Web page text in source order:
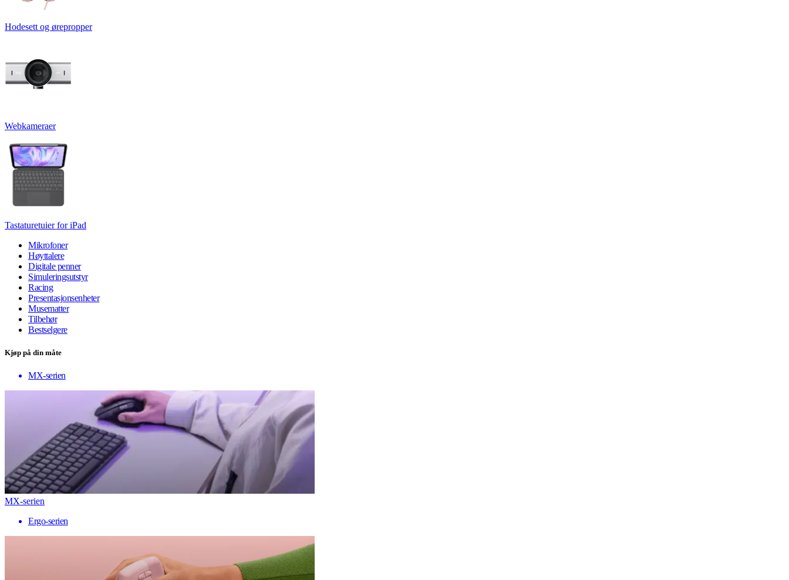
Hodesett og ørepropper
Webkameraer
Tastaturetuier for iPad
Mikrofoner
Høyttalere
Digitale penner
Simuleringsutstyr
Racing
Presentasjonsenheter
Musematter
Tilbehør
Bestselgere
Kjøp på din måte
MX-serien
MX-serien
Ergo-serien